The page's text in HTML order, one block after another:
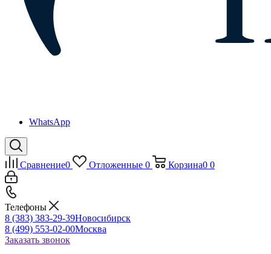
WhatsApp
Сравнение0 Отложенные 0 Корзина0 0
Телефоны
8 (383) 383-29-39Новосибирск
8 (499) 553-02-00Москва
Заказать звонок